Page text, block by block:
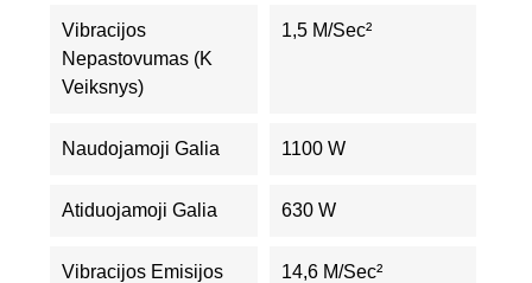
Vibracijos
Nepastovumas (K
Veiksnys)
1,5 M/sec²
Naudojamoji Galia 1100 W
Atiduojamoji Galia 630 W
Vibracijos Emisijos
14,6 M/sec²